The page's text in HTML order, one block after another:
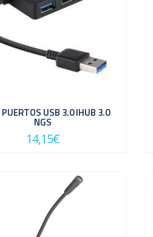
USB 3.0 IHUB 3.0
NGS
14,15€